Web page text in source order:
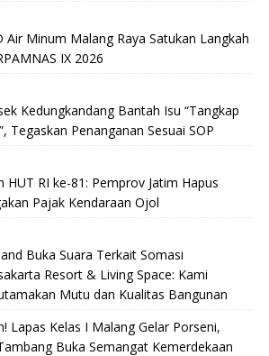
Air Minum Malang Raya Satukan Langkah
IX 2026
Kedungkandang Bantah Isu “Tangkap
Tegaskan Penanganan Sesuai SOP
HUT RI ke-81: Pemprov Jatim Hapus
Pajak Kendaraan Ojol
Buka Suara Terkait Somasi
Resort & Living Space: Kami
Mutu dan Kualitas Bangunan
Lapas Kelas I Malang Gelar Porseni,
Buka Semangat Kemerdekaan